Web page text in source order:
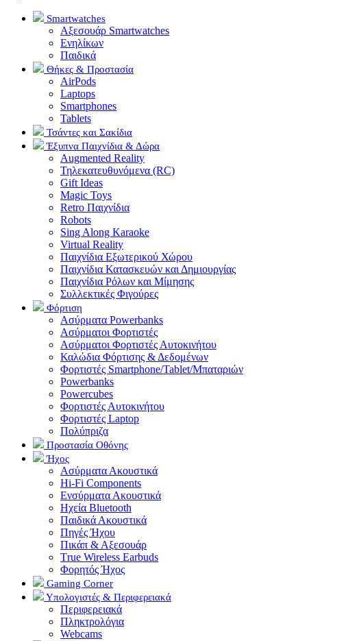
Smartwatches
Αξεσουάρ Smartwatches
Ενηλίκων
Παιδικά
Θήκες & Προστασία
AirPods
Laptops
Smartphones
Tablets
Τσάντες και Σακίδια
Έξυπνα Παιχνίδια & Δώρα
Augmented Reality
Τηλεκατευθυνόμενα (RC)
Gift Ideas
Magic Toys
Retro Παιχνίδια
Robots
Sing Along Karaoke
Virtual Reality
Παιχνίδια Εξωτερικού Χώρου
Παιχνίδια Κατασκευών και Δημιουργίας
Παιχνίδια Ρόλων και Μίμησης
Συλλεκτικές Φιγούρες
Φόρτιση
Ασύρματα Powerbanks
Aσύρματοι Φορτιστές
Ασύρματοι Φορτιστές Αυτοκινήτου
Καλώδια Φόρτισης & Δεδομένων
Φορτιστές Smartphone/Tablet/Μπαταριών
Powerbanks
Powercubes
Φορτιστές Αυτοκινήτου
Φορτιστές Laptop
Πολύπριζα
Προστασία Οθόνης
Ήχος
Ασύρματα Ακουστικά
Hi-Fi Components
Ενσύρματα Ακουστικά
Ηχεία Bluetooth
Παιδικά Ακουστικά
Πηγές Ήχου
Πικάπ & Αξεσουάρ
Τrue Wireless Earbuds
Φορητός Ήχος
Gaming Corner
Υπολογιστές & Περιφερειακά
Περιφερειακά
Πληκτρολόγια
Webcams